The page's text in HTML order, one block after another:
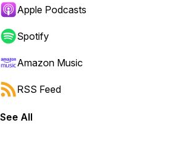
forward or backward.
Apple Podcasts
Spotify
Amazon Music
RSS Feed
See All